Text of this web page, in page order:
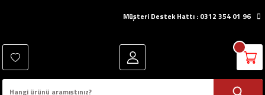
Müşteri Destek Hattı : 0312 354 01 96